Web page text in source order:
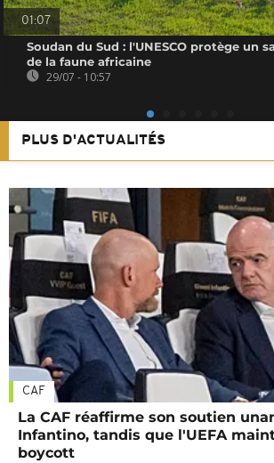
01:07
Soudan du Sud : l'UNESCO protège un
de la faune africaine
29/07 - 10:57
PLUS D'ACTUALITÉS
CAF
La CAF réaffirme son soutien
Infantino, tandis que l'UEFA
boycott